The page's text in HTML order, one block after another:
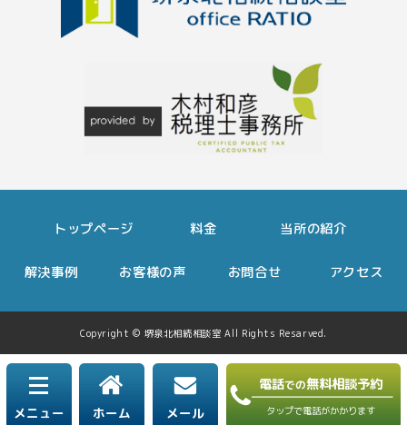
2024.10.04
申告期限ギリギリでも迅速に対応してくれた
2024.06.18
2024.05.23
LINEでのやり取りがとても便利でした
トップページ 料金 当所の紹介
解決事例 お客様の声 お問合せ アクセス
Copyright © 堺泉北相続相談室 All Rights Resarved.
メニュー ホーム メール
電話での無料相談予約
タップで電話がかかります